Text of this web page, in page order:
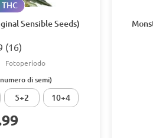
Sensible Seeds)
(16)
Fotoperiodo
di semi)
5+2 10+4